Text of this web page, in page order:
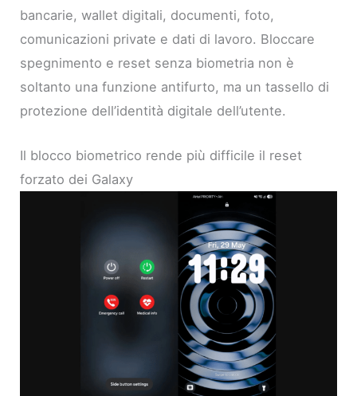
bancarie, wallet digitali, documenti, foto,
comunicazioni private e dati di lavoro. Bloccare
spegnimento e reset senza biometria non è
soltanto una funzione antifurto, ma un tassello di
protezione dell’identità digitale dell’utente.
Il blocco biometrico rende più difficile il reset
forzato dei Galaxy